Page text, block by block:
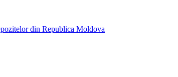
din Republica Moldova